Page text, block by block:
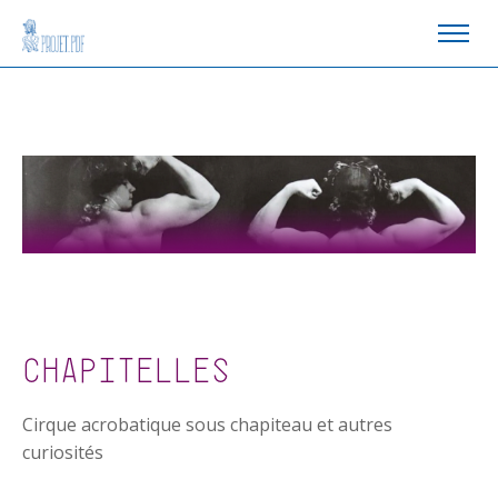
CHAPITELLES
Cirque acrobatique sous chapiteau et autres
curiosités